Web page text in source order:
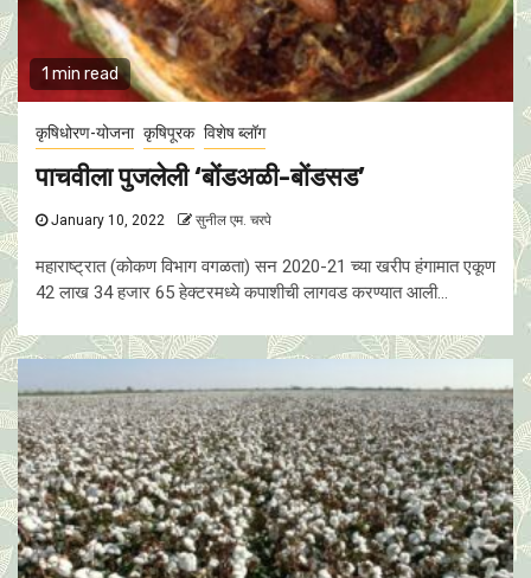
1 min read
कृषिधोरण-योजना कृषिपूरक विशेष ब्लॉग
पाचवीला पुजलेली ‘बोंडअळी-बोंडसड’
January 10, 2022 सुनील एम. चरपे
महाराष्ट्रात (कोकण विभाग वगळता) सन 2020-21 च्या खरीप हंगामात एकूण
42 लाख 34 हजार 65 हेक्टरमध्ये कपाशीची लागवड करण्यात आली...